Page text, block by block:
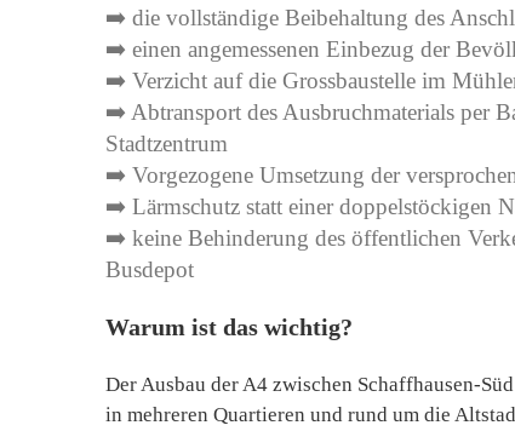
➡️ die vollständige Beibehaltung des
➡️ einen angemessenen Einbezug der
➡️ Verzicht auf die Grossbaustelle im
➡️ Abtransport des Ausbruchmaterials per
Stadtzentrum
➡️ Vorgezogene Umsetzung der
➡️ Lärmschutz statt einer doppelstöckigen
➡️ keine Behinderung des öffentlichen
Busdepot
Warum ist das wichtig?
Der Ausbau der A4 zwischen Schaffhausen-
in mehreren Quartieren und rund um die